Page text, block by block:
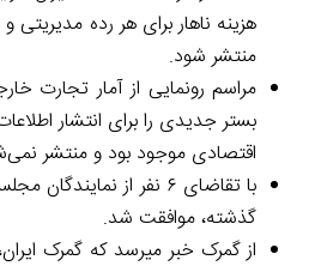
منتشر شود.
مراسم رونمایی از آمار تجارت
بستر جدیدی را برای انتشار
اقتصادی موجود بود و منتشر
گذشته، موافقت شد.